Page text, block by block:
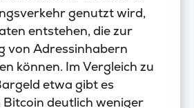
genutzt wird,
entstehen, die zur
von Adressinhabern
können. Im Vergleich zu
etwa gibt es
Bitcoin deutlich weniger